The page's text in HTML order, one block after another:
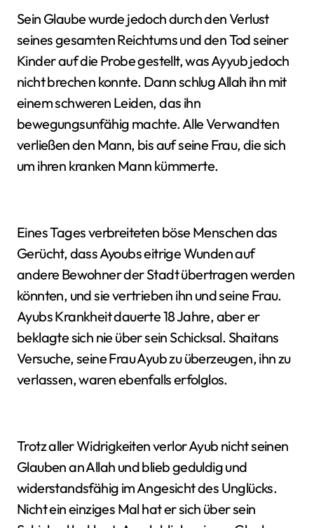
Sein Glaube wurde jedoch durch den Verlust
seines gesamten Reichtums und den Tod seiner
Kinder auf die Probe gestellt, was Ayyub jedoch
nicht brechen konnte. Dann schlug Allah ihn mit
einem schweren Leiden, das ihn
bewegungsunfähig machte. Alle Verwandten
verließen den Mann, bis auf seine Frau, die sich
um ihren kranken Mann kümmerte.
Eines Tages verbreiteten böse Menschen das
Gerücht, dass Ayoubs eitrige Wunden auf
andere Bewohner der Stadt übertragen werden
könnten, und sie vertrieben ihn und seine Frau.
Ayubs Krankheit dauerte 18 Jahre, aber er
beklagte sich nie über sein Schicksal. Shaitans
Versuche, seine Frau Ayub zu überzeugen, ihn zu
verlassen, waren ebenfalls erfolglos.
Trotz aller Widrigkeiten verlor Ayub nicht seinen
Glauben an Allah und blieb geduldig und
widerstandsfähig im Angesicht des Unglücks.
Nicht ein einziges Mal hat er sich über sein